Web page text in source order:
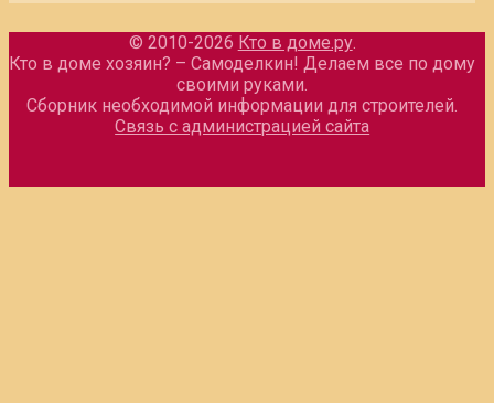
© 2010-2026 Кто в доме.ру.
Кто в доме хозяин? – Самоделкин! Делаем все по дому
своими руками.
Сборник необходимой информации для строителей.
Связь с администрацией сайта